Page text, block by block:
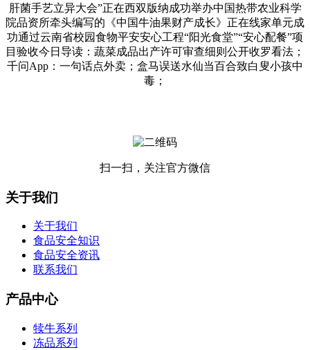
肝菌手艺立异大会”正在西双版纳成功举办中国热带农业科学
院品资所牵头编写的《中国牛油果财产成长》正在线家单元成
功通过云南省校园食物平安安心工程“阳光食堂”“安心配餐”项
目验收今日导读：蔬菜成品出产许可审查细则公开收罗看法；
千问App：一句话点外卖；盒马误送水仙当百合致白叟小孩中
毒；
扫一扫，关注官方微信
关于我们
关于我们
食品安全知识
食品安全资讯
联系我们
产品中心
犊牛系列
冻品系列